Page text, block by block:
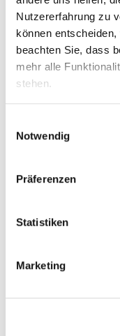
Nutzererfahrung zu
können
beachten Sie, dass
mehr alle
stehen.
Notwendig
Präferenzen
Statistiken
Marketing
So arbeitest
Du